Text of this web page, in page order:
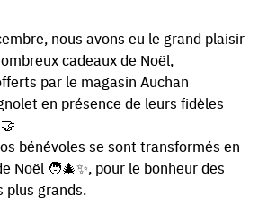
nous avons eu le grand plaisir
cadeaux de Noël,
par le magasin Auchan
en présence de leurs fidèles
bénévoles se sont transformés en
Noël 🧑‍🎄✨, pour le bonheur des
plus grands.